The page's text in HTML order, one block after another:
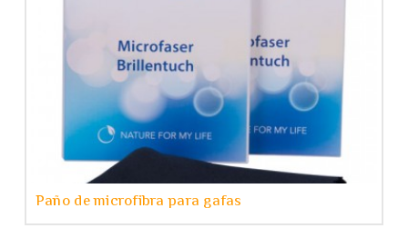
Paño de microfibra para gafas